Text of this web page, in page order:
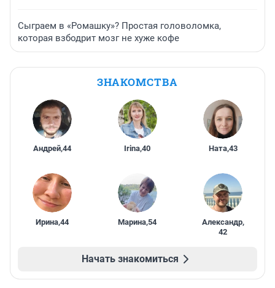
Сыграем в «Ромашку»? Простая головоломка,
которая взбодрит мозг не хуже кофе
ЗНАКОМСТВА
Андрей,44 Irina,40 Ната,43
Ирина,44 Марина,54 Александр,
42
Начать знакомиться